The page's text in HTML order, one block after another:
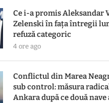
Ce i-a promis Aleksandar
Zelenski în fața întregii
refuză categoric
4 ore ago
Conflictul din Marea
sub control: măsura
Ankara după ce două nave